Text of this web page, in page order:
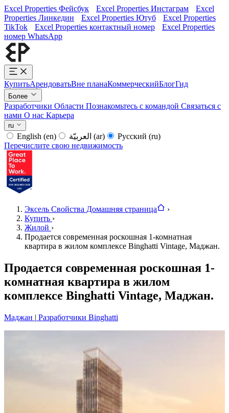
Excel Properties Фейсбук Excel Properties Инстаграм
Excel
Properties Линкедин
Excel Properties Ютуб
Excel Properties
TikTok
Excel Properties контактный номер
Excel Properties
номер WhatsApp
КупитьАрендоватьВне планаКоммерческийБлогГид
Более
Разработчики Области Познакомьтесь с командой Связаться с
нами О нас Карьера
ru
English (en) (ar) Русский (ru)
Перечислите свою недвижимость
Эксель Свойства Домашняя страница
›
Купить ›
Жилой ›
Продается современная роскошная 1-комнатная
квартира в жилом комплексе Binghatti Vintage, Маджан.
Продается современная роскошная 1-
комнатная квартира в жилом
комплексе Binghatti Vintage, Маджан.
Маджан | Разработчики Binghatti